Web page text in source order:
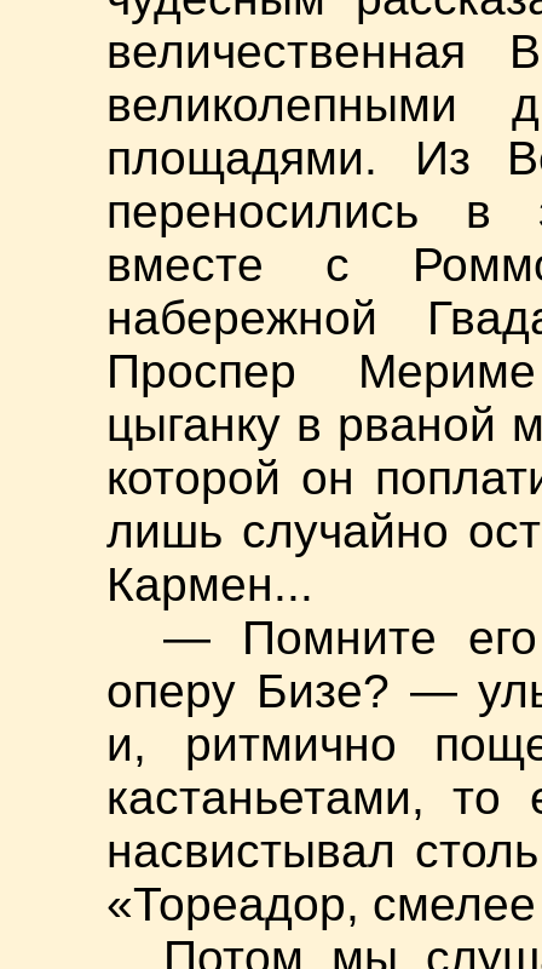
великолепными
площадями. Из
переносились в
вместе с
набережной
Проспер
цыганку в рваной
которой он
лишь случайно
Кармен...
— Помните
оперу Бизе? —
и, ритмично
кастаньетами, то
насвистывал
«Тореадор,
Потом мы